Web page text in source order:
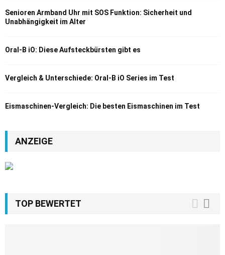
Senioren Armband Uhr mit SOS Funktion: Sicherheit und
Unabhängigkeit im Alter
Oral-B iO: Diese Aufsteckbürsten gibt es
Vergleich & Unterschiede: Oral-B iO Series im Test
Eismaschinen-Vergleich: Die besten Eismaschinen im Test
ANZEIGE
TOP BEWERTET